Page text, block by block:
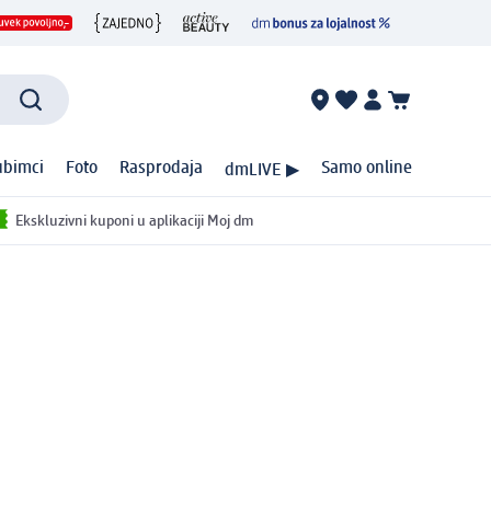
Foto Rasprodaja dmLIVE ▶ Samo online
Ekskluzivni kuponi u aplikaciji Moj dm